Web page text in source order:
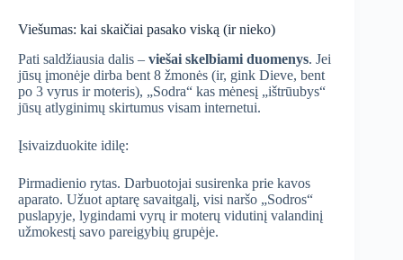
Viešumas: kai skaičiai pasako viską (ir nieko)
Pati saldžiausia dalis – viešai skelbiami duomenys. Jei
jūsų įmonėje dirba bent 8 žmonės (ir, gink Dieve, bent
po 3 vyrus ir moteris), „Sodra“ kas mėnesį „ištrūubys“
jūsų atlyginimų skirtumus visam internetui.
Įsivaizduokite idilę:
Pirmadienio rytas. Darbuotojai susirenka prie kavos
aparato. Užuot aptarę savaitgalį, visi naršo „Sodros“
puslapyje, lygindami vyrų ir moterų vidutinį valandinį
užmokestį savo pareigybių grupėje.